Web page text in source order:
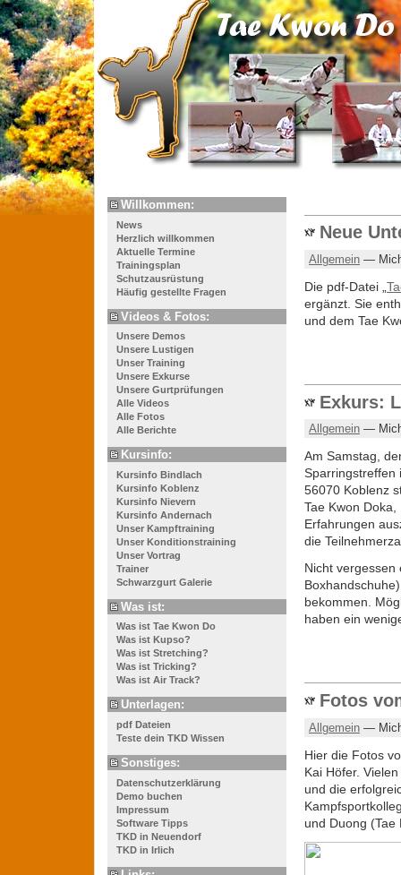
Willkommen:
News
Herzlich willkommen
Aktuelle Termine
Trainingsplan
Schutzausrüstung
Häufig gestellte Fragen
Videos & Fotos:
Unsere Demos
Unsere Lustigen
Unser Training
Unsere Exkurse
Unsere Gurtprüfungen
Alle Videos
Alle Fotos
Alle Berichte
Kursinfo:
Kursinfo Bindlach
Kursinfo Koblenz
Kursinfo Nievern
Kursinfo Andernach
Unser Kampftraining
Unser Konditionstraining
Unser Vortrag
Trainer
Schwarzgurt Galerie
Was ist:
Was ist Tae Kwon Do
Was ist Kupso?
Was ist Stretching?
Was ist Tricking?
Was ist Air Track?
Unterlagen:
pdf Dateien
Teste dein TKD Wissen
Sonstiges:
Datenschutzerklärung
Demo buchen
Impressum
Software Tipps
TKD in Neuendorf
TKD in Irlich
Neue
Allgemein —
Die pdf-Datei „
ergänzt. Sie
und dem Tae
Exkurs:
Allgemein —
Am Samstag,
Sparringstreffen
56070 Koblenz
Tae Kwon
Erfahrungen
die
Nicht vergessen
bekommen.
haben ein
Fotos
Allgemein —
Hier die Fotos
Kai Höfer.
und die
und Duong